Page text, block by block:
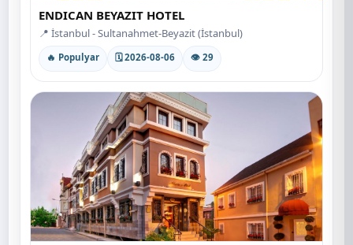
ENDICAN BEYAZIT HOTEL
📍 İstanbul - Sultanahmet-Beyazit (İstanbul)
🔥 Populyar 🗓 2026-08-06 👁 29